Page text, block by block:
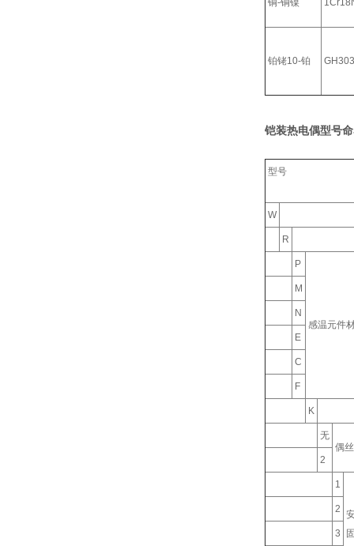
铜-铜镍
铂铑10-铂
铠装热电偶型号
型号
W
R
P
感温元件
M
N
E
C
F
K
无
偶
2
1
2
3